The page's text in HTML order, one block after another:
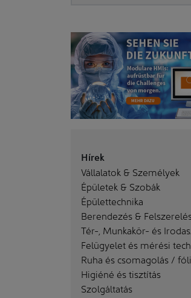
Hírek
Vállalatok & Személyek
Épületek & Szobák
Épülettechnika
Berendezés &
Tér-, Munkakör- és
Felügyelet és mérési
Ruha és csomagolás /
Higiéné és tisztítás
Szolgáltatás